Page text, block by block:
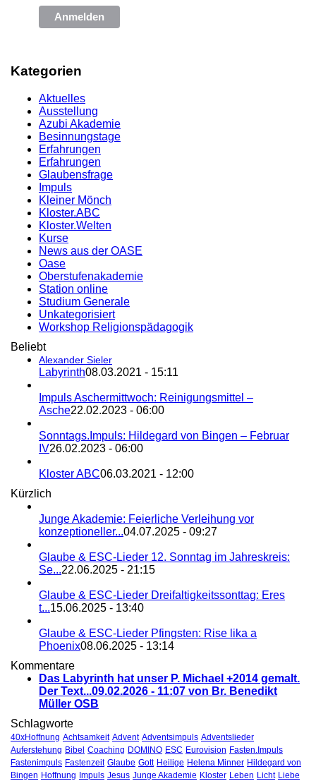
Anmelden
Kategorien
Aktuelles
Ausstellung
Azubi Akademie
Besinnungstage
Erfahrungen
Erfahrungen
Glaubensfrage
Impuls
Kleiner Mönch
Kloster.ABC
Kloster.Welten
Kurse
News aus der OASE
Oase
Oberstufenakademie
Station online
Studium Generale
Unkategorisiert
Workshop Religionspädagogik
Beliebt
Alexander Sieler
Labyrinth08.03.2021 - 15:11
Impuls Aschermittwoch: Reinigungsmittel –
Asche22.02.2023 - 06:00
Sonntags.Impuls: Hildegard von Bingen – Februar
IV26.02.2023 - 06:00
Kloster ABC06.03.2021 - 12:00
Kürzlich
Junge Akademie: Feierliche Verleihung vor
konzeptioneller...04.07.2025 - 09:27
Glaube & ESC-Lieder 12. Sonntag im Jahreskreis:
Se...22.06.2025 - 21:15
Glaube & ESC-Lieder Dreifaltigkeitssonttag: Eres
t...15.06.2025 - 13:40
Glaube & ESC-Lieder Pfingsten: Rise lika a
Phoenix08.06.2025 - 13:14
Kommentare
Das Labyrinth hat unser P. Michael +2014 gemalt.
Der Text...09.02.2026 - 11:07 von Br. Benedikt
Müller OSB
Schlagworte
40xHoffnung Achtsamkeit Advent Adventsimpuls Adventslieder
Auferstehung Bibel Coaching DOMINO ESC Eurovision Fasten.Impuls
Fastenimpuls Fastenzeit Glaube Gott Heilige Helena Minner Hildegard von
Bingen Hoffnung Impuls Jesus Junge Akademie Kloster Leben Licht Liebe